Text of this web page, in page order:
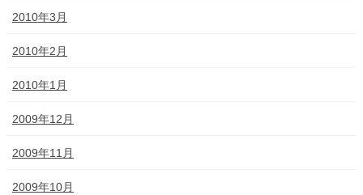
2010年3月
2010年2月
2010年1月
2009年12月
2009年11月
2009年10月